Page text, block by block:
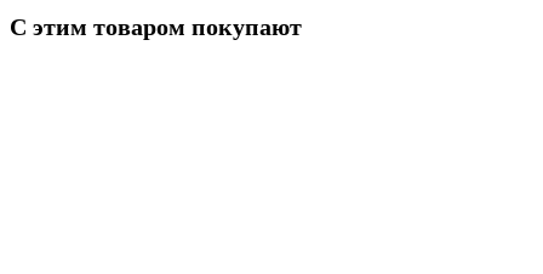
С этим товаром покупают